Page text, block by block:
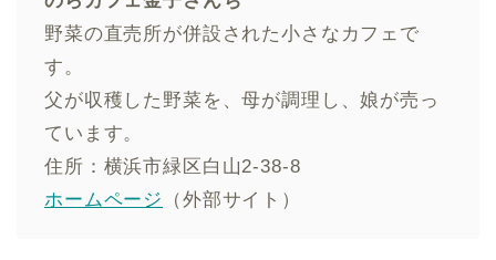
野菜の直売所が併設された小さなカフェで
す。
父が収穫した野菜を、母が調理し、娘が売っ
ています。
住所：横浜市緑区白山2-38-8
ホームページ
（外部サイト）